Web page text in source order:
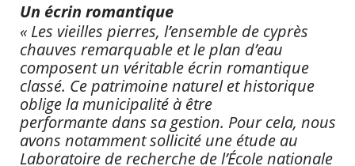
Un écrin romantique
« Les vieilles pierres, l’ensemble de cyprès
chauves remarquable et le plan d’eau
composent un véritable écrin romantique
classé. Ce patrimoine naturel et historique
oblige la municipalité à être
performante dans sa gestion. Pour cela, nous
avons notamment sollicité une étude au
Laboratoire de recherche de l’École nationale